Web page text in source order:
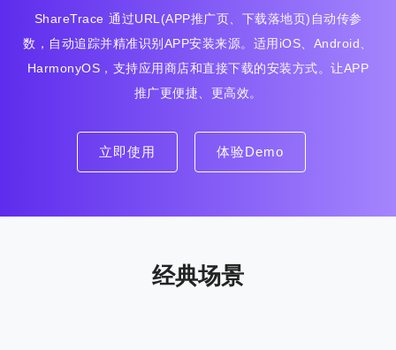
ShareTrace 通过URL(APP推广页、下载落地页)自动传参
数，自动追踪并精准识别APP安装来源。适用iOS、Android、
HarmonyOS，支持应用商店和直接下载的安装方式。让APP
推广更便捷、更高效。
立即使用 体验Demo
经典场景